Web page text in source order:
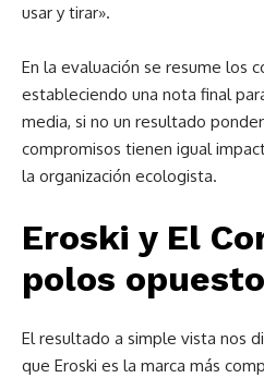
usar y tirar».
En la evaluación se resume los
estableciendo una nota final
media, si no un resultado
compromisos tienen igual
la organización ecologista.
Eroski y El
polos
El resultado a simple vista nos
que Eroski es la marca más